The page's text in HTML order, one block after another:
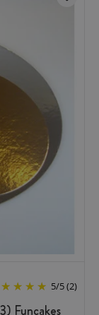
5/5(2)
Funcakes